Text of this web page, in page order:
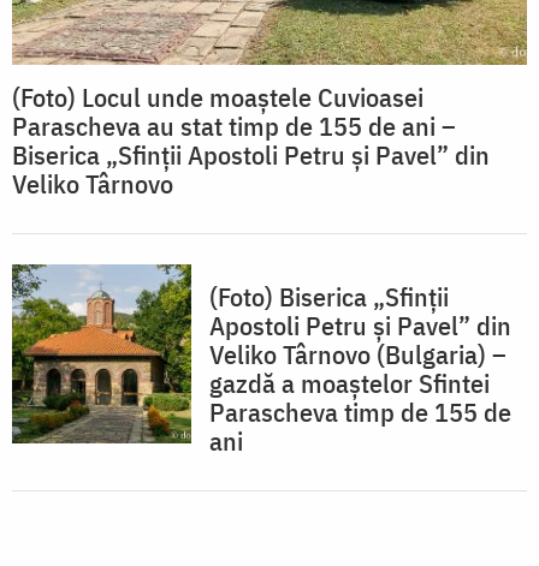
(Foto) Locul unde moaștele Cuvioasei
Parascheva au stat timp de 155 de ani –
Biserica „Sfinții Apostoli Petru și Pavel” din
Veliko Târnovo
(Foto) Biserica „Sfinții
Apostoli Petru și Pavel” din
Veliko Târnovo (Bulgaria) –
gazdă a moaștelor Sfintei
Parascheva timp de 155 de
ani